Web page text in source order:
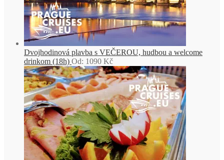
Dvojhodinová plavba s VEČEROU, hudbou a welcome
drinkom (18h) Od: 1090 Kč